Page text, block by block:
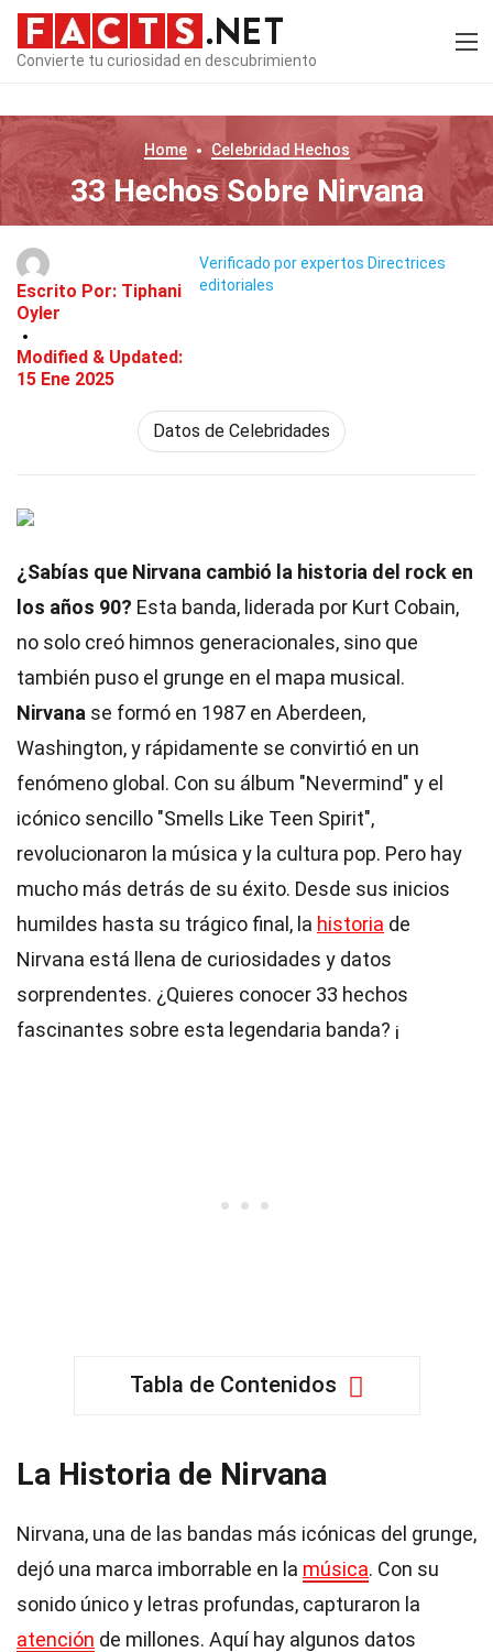
Convierte tu curiosidad en descubrimiento
Home Celebridad Hechos
33 Hechos Sobre Nirvana
Escrito Por: Tiphani
Oyler
Modified & Updated:
15 Ene 2025
Verificado por expertos Directrices
editoriales
Datos de Celebridades
¿Sabías que Nirvana cambió la historia del rock en
los años 90? Esta banda, liderada por Kurt Cobain,
no solo creó himnos generacionales, sino que
también puso el grunge en el mapa musical.
Nirvana se formó en 1987 en Aberdeen,
Washington, y rápidamente se convirtió en un
fenómeno global. Con su álbum "Nevermind" y el
icónico sencillo "Smells Like Teen Spirit",
revolucionaron la música y la cultura pop. Pero hay
mucho más detrás de su éxito. Desde sus inicios
humildes hasta su trágico final, la historia de
Nirvana está llena de curiosidades y datos
sorprendentes. ¿Quieres conocer 33 hechos
fascinantes sobre esta legendaria banda? ¡
Tabla de Contenidos
La Historia de Nirvana
Nirvana, una de las bandas más icónicas del grunge,
dejó una marca imborrable en la música. Con su
sonido único y letras profundas, capturaron la
atención de millones. Aquí hay algunos datos